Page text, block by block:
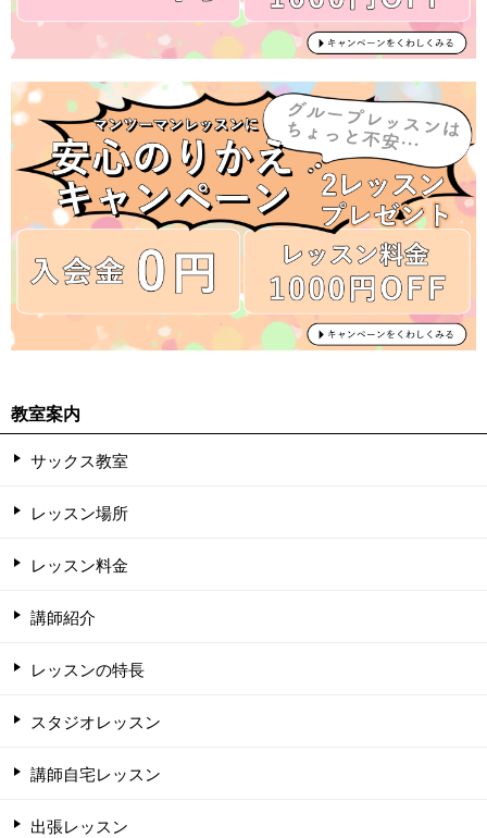
教室案内
サックス教室
レッスン場所
レッスン料金
講師紹介
レッスンの特長
スタジオレッスン
講師自宅レッスン
出張レッスン